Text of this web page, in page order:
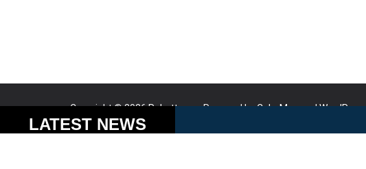
Copyright © 2026Robotto.mx. Powered byColorMagandWordPress
LATEST NEWS Cookies help us deliver our